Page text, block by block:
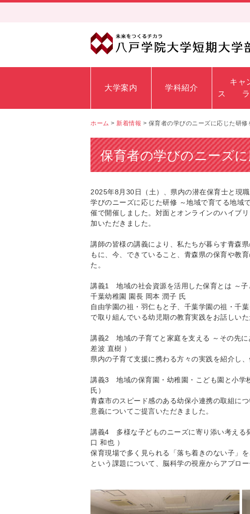
大学案内 学科紹介
キャ
ス ラ
ホーム > 新着情報 > 保育者の学びのニーズに応じた研修
保育者の学びのニーズ
2025年8月30日（土）、県内の潜在保育士と現
学びのニーズに応じた研修 ～地域で育てる地域
催で開催しました。対面とオンラインのハイブ
加いただきま した。
講師の皆様の講義により、私たちが暮らす青森
もに、今、できていること
、青森県の保育や教
た。
講義1 地域の社会資源を活用した保育とは ～
千葉幼稚園 園長 岡本 潤子 氏
自由学園の祖・羽仁もと子、千葉学園の祖・千
で取り組んでいる幼児期の教育実践をお話しいた
講義2 地域の子育てと家庭を支える ～その先
差波 直樹 ）
県内の子育て支援に携わる方々の実践を紹介し
講義3 地域の保育園・幼稚園・こども園と小学
氏）
青森市のスピード感のある幼保小連携の取組に
意義についてご提言いただきました。
講義4 多様な子どものニーズに寄り添い考える
口 和也 ）
保育現場で多く見られる「落ち着きのない子」
という課題について、脳科学の視座からアプロー